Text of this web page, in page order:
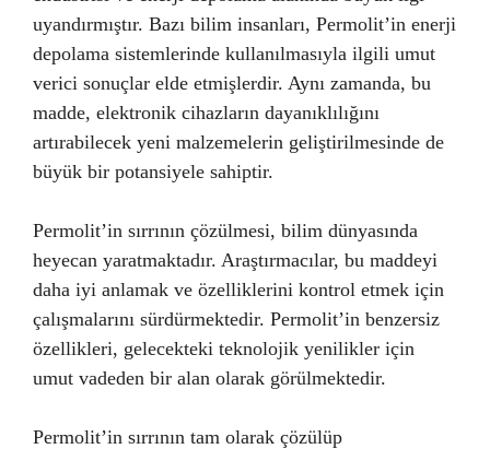
uyandırmıştır. Bazı bilim insanları, Permolit’in enerji
depolama sistemlerinde kullanılmasıyla ilgili umut
verici sonuçlar elde etmişlerdir. Aynı zamanda, bu
madde, elektronik cihazların dayanıklılığını
artırabilecek yeni malzemelerin geliştirilmesinde de
büyük bir potansiyele sahiptir.
Permolit’in sırrının çözülmesi, bilim dünyasında
heyecan yaratmaktadır. Araştırmacılar, bu maddeyi
daha iyi anlamak ve özelliklerini kontrol etmek için
çalışmalarını sürdürmektedir. Permolit’in benzersiz
özellikleri, gelecekteki teknolojik yenilikler için
umut vadeden bir alan olarak görülmektedir.
Permolit’in sırrının tam olarak çözülüp